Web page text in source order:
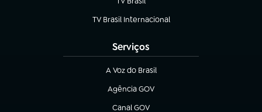
(abre em nova aba)
TV Brasil Internacional
(abre em nova aba)
Serviços
A Voz do Brasil
(abre em nova aba)
Agência GOV
(abre em nova aba)
Canal GOV